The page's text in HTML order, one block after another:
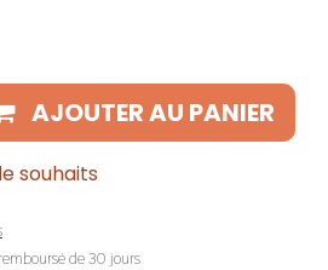
AJOUTER AU PANIER
souhaits
de 30 jours